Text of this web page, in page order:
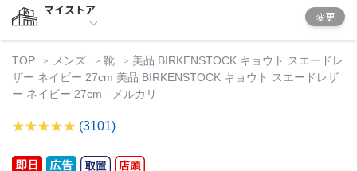
マイストア
変更
TOP メンズ 靴
美品 BIRKENSTOCK キョウト スエードレ
ザー ネイビー 27cm 美品 BIRKENSTOCK キョウト スエードレザ
ー ネイビー 27cm - メルカリ
(3101)